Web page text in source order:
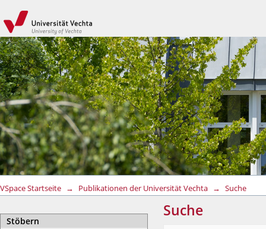
Suche
VSpace Startseite → Publikationen der Universität Vechta → Suche
Suche
Stöbern